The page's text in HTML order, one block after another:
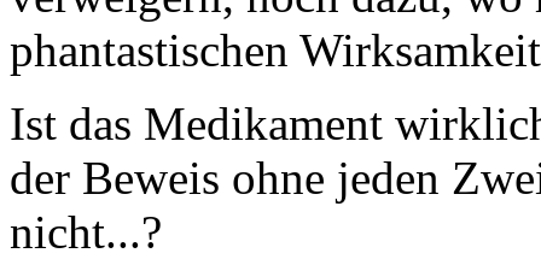
phantastischen
Ist das Medikament
der Beweis ohne jeden
nicht...?